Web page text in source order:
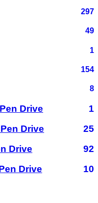
297
49
1
154
8
Drive
1
Drive
25
Drive
92
Drive
10